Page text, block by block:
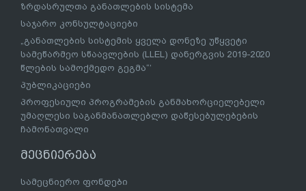
ზრდასრულთა განათლების სისტემა
საჯარო კონსულტაციები
„განათლების სისტემის ყველა დონეზე უწყვეტი
სამეწარმეო სწაავლების (LLEL) დანერგვის 2019-2020
წლების სამოქმედო გეგმა“’
პუბლიკაციები
პროფესიული პროგრამების განმახორციელებელი
უმაღლესი საგანმანათლებლო დაწესებულებების
ჩამონათვალი
მეცნიერება
სამეცნიერო ფონდები